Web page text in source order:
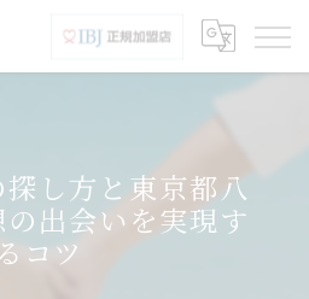
し方と東京都八
出会いを実現す
るコツ